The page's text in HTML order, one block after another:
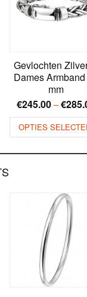
Gevlochten
Dames
mm
€245.00–€
OPTIES